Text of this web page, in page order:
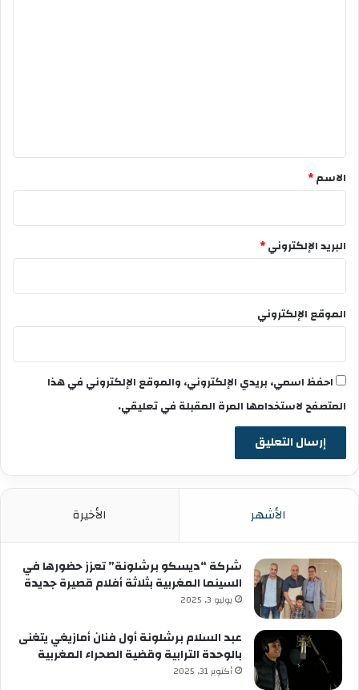
*
الاسم*
البريد الإلكتروني*
الموقع الإلكتروني
احفظ اسمي، بريدي الإلكتروني، والموقع الإلكتروني في هذا
المتصفح لاستخدامها المرة المقبلة في تعليقي.
الأشهر الأخيرة
شركة “ديسكو برشلونة” تعزز حضورها في
السينما المغربية بثلاثة أفلام قصيرة جديدة
يوليو 3, 2025
عبد السلام برشلونة أول فنان أمازيغي يتغنى
بالوحدة الترابية وقضية الصحراء المغربية
أكتوبر 31, 2025